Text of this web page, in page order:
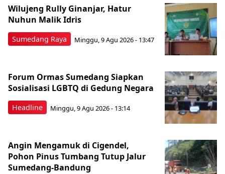
Sumedang Raya
Wilujeng Rully Ginanjar, Hatur
Nuhun Malik Idris
Minggu, 9 Agu 2026 - 13:47
Headline
Forum Ormas Sumedang Siapkan
Sosialisasi LGBTQ di Gedung Negara
Minggu, 9 Agu 2026 - 13:14
Angin Mengamuk di Cigendel,
Pohon Pinus Tumbang Tutup Jalur
Sumedang-Bandung